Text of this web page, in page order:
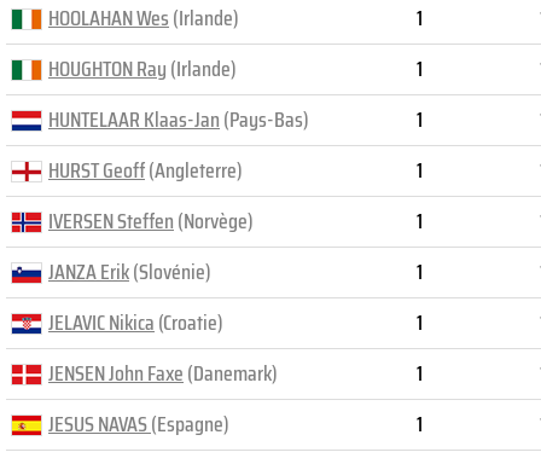
HOOLAHAN Wes(Irlande)
HOUGHTON Ray(Irlande)
HUNTELAAR Klaas-Jan(Pays-Bas)
HURST Geoff(Angleterre)
IVERSEN Steffen(Norvège)
JANZA Erik(Slovénie)
JELAVIC Nikica(Croatie)
JENSEN John Faxe(Danemark)
JESUS NAVAS(Espagne)
1
1
1
1
1
1
1
1
1